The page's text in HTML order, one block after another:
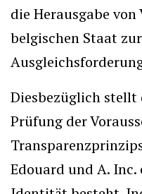
die Herausgabe
belgischen Staat
Diesbezüglich stellt
Prüfung der
Edouard und A.